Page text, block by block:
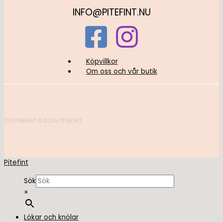
INFO@PITEFINT.NU
Köpvillkor
Om oss och vår butik
COPYRIGHT © 2026 PITEFINT
Pitefint
Sök
×
Lökar och knölar